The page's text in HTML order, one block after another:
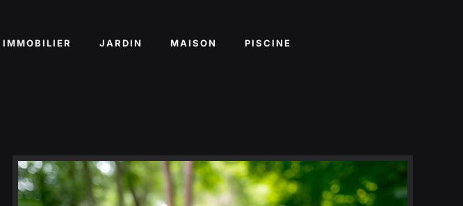
IMMOBILIER JARDIN MAISON PISCINE